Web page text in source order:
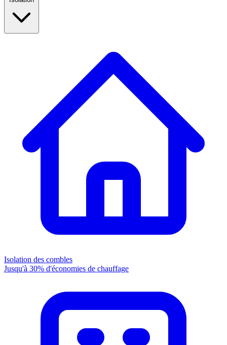
Isolation des combles
Jusqu'à 30% d'économies de chauffage